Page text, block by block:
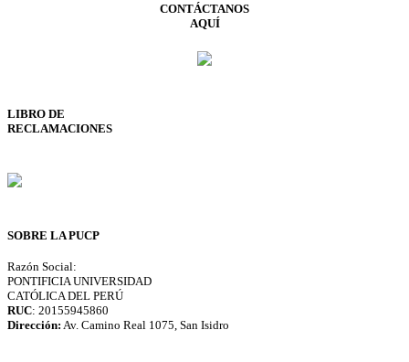
CONTÁCTANOS
AQUÍ
LIBRO DE
RECLAMACIONES
SOBRE LA PUCP
Razón Social:
PONTIFICIA UNIVERSIDAD
CATÓLICA DEL PERÚ
RUC: 20155945860
Dirección: Av. Camino Real 1075, San Isidro